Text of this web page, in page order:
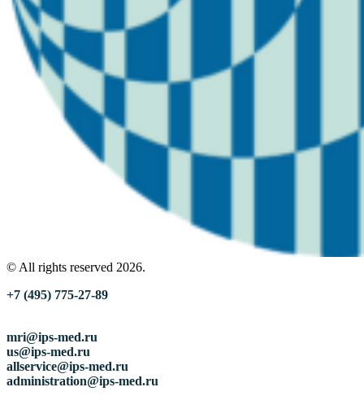
© All rights reserved 2026.
+7 (495) 775-27-89
mri@ips-med.ru
us@ips-med.ru
allservice@ips-med.ru
administration@ips-med.ru